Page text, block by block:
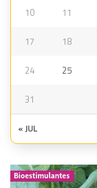
10 11
17 18
24 25
31
« JUL